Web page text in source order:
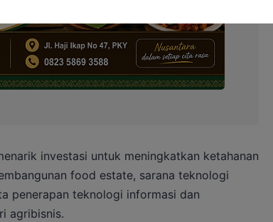
investasi untuk meningkatkan ketahanan
food estate, sarana teknologi
penerapan teknologi informasi dan
agribisnis.